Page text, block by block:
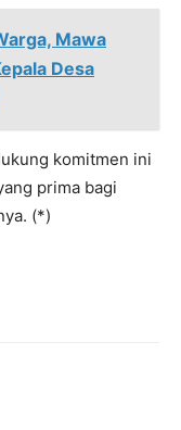
Mawa
Desa
komitmen ini
prima bagi
(*)